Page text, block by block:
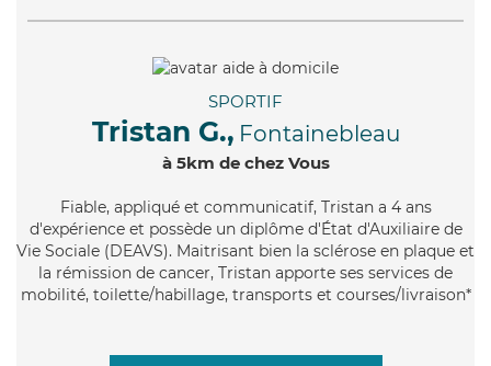
SPORTIF
Tristan G., Fontainebleau
à 5km de chez Vous
Fiable, appliqué et communicatif, Tristan a 4 ans
d'expérience et possède un diplôme d'État d'Auxiliaire de
Vie Sociale (DEAVS). Maitrisant bien la sclérose en plaque et
la rémission de cancer, Tristan apporte ses services de
mobilité, toilette/habillage, transports et courses/livraison*